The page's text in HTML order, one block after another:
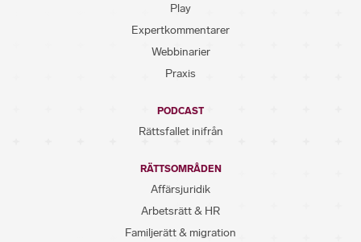
Play
Expertkommentarer
Webbinarier
Praxis
PODCAST
Rättsfallet inifrån
RÄTTSOMRÅDEN
Affärsjuridik
Arbetsrätt & HR
Familjerätt & migration